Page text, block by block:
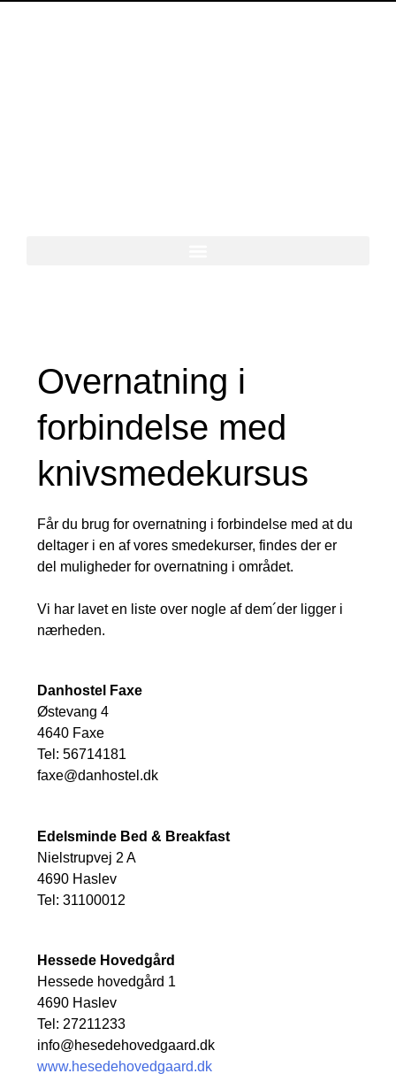
Overnatning i
forbindelse med
knivsmedekursus
Får du brug for overnatning i forbindelse med at du
deltager i en af vores smedekurser, findes der er
del muligheder for overnatning i området.
Vi har lavet en liste over nogle af dem´der ligger i
nærheden.
Danhostel Faxe
Østevang 4
4640 Faxe
Tel: 56714181
faxe@danhostel.dk
Edelsminde Bed & Breakfast
Nielstrupvej 2 A
4690 Haslev
Tel: 31100012
Hessede Hovedgård
Hessede hovedgård 1
4690 Haslev
Tel: 27211233
info@hesedehovedgaard.dk
www.hesedehovedgaard.dk